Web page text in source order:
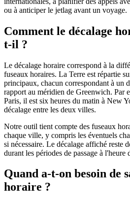
ou à anticiper le jetlag avant un voyage.
Comment le décalage
t-il ?
Le décalage horaire correspond à la
fuseaux horaires. La Terre est répartie
principaux, chacun correspondant à un
rapport au méridien de Greenwich. Par
Paris, il est six heures du matin à New
décalage entre les deux villes.
Notre outil tient compte des fuseaux
chaque ville, y compris les éventuels
si nécessaire. Le décalage affiché reste
durant les périodes de passage à l'heure
Quand a-t-on besoin de
horaire ?